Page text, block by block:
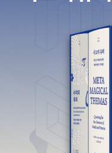
과연 어떤 군대 이야기가
서울 7대 명산과 수도권 최
민국 대표 꽃길 여행] 인데,
이다. 반면 [북한산 둘레길]
과 가까이에 살던 나의 추
께 가서 엄마가 대학생 때
다. 그리고 북한산과 더불
고 싶다.50代에 시작한 4